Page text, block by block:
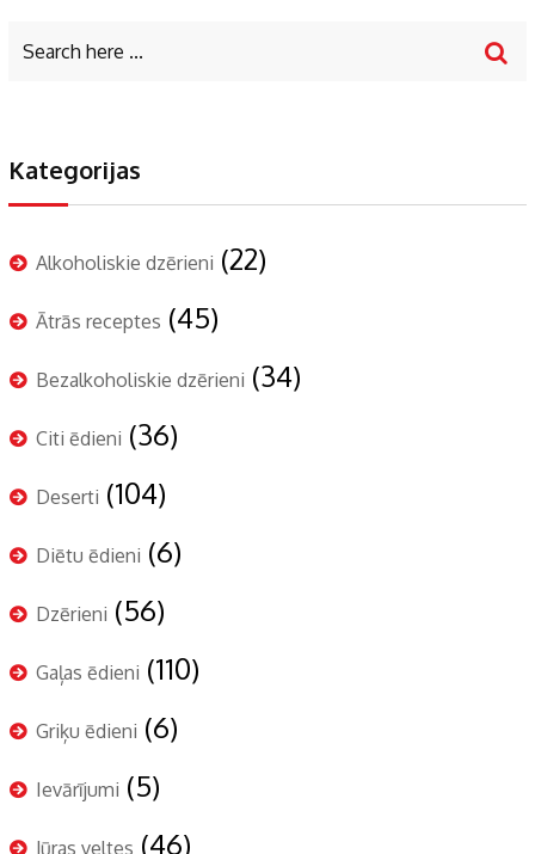
Kategorijas
Alkoholiskie dzērieni (22)
Ātrās receptes (45)
Bezalkoholiskie dzērieni (34)
Citi ēdieni (36)
Deserti (104)
Diētu ēdieni (6)
Dzērieni (56)
Gaļas ēdieni (110)
Griķu ēdieni (6)
Ievārījumi (5)
Jūras veltes (46)